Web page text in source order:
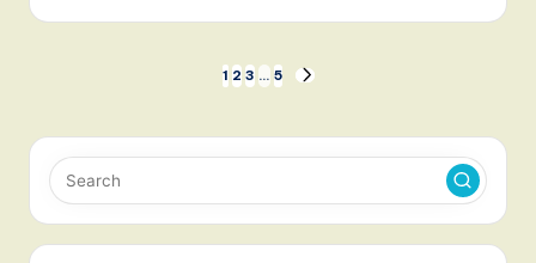
章
分
页
1 2 3 … 5
NEXT